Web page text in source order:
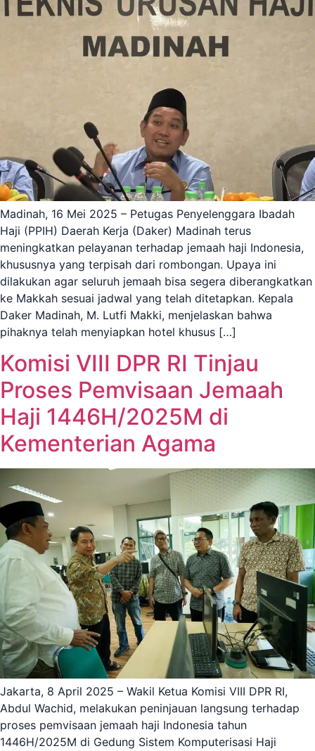
Madinah, 16 Mei 2025 – Petugas Penyelenggara Ibadah
Haji (PPIH) Daerah Kerja (Daker) Madinah terus
meningkatkan pelayanan terhadap jemaah haji Indonesia,
khususnya yang terpisah dari rombongan. Upaya ini
dilakukan agar seluruh jemaah bisa segera diberangkatkan
ke Makkah sesuai jadwal yang telah ditetapkan. Kepala
Daker Madinah, M. Lutfi Makki, menjelaskan bahwa
pihaknya telah menyiapkan hotel khusus […]
Komisi VIII DPR RI Tinjau
Proses Pemvisaan Jemaah
Haji 1446H/2025M di
Kementerian Agama
Jakarta, 8 April 2025 – Wakil Ketua Komisi VIII DPR RI,
Abdul Wachid, melakukan peninjauan langsung terhadap
proses pemvisaan jemaah haji Indonesia tahun
1446H/2025M di Gedung Sistem Komputerisasi Haji